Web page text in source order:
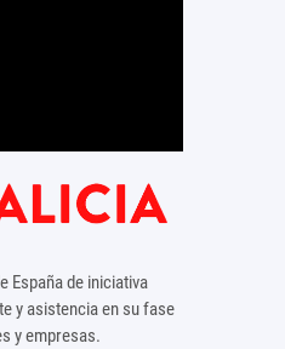
España de iniciativa
y asistencia en su fase
y empresas.